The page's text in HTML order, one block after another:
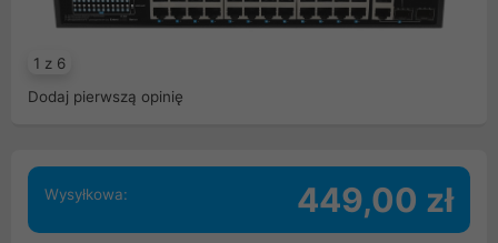
1 z 6
Dodaj pierwszą opinię
Wysyłkowa: 449,00 zł